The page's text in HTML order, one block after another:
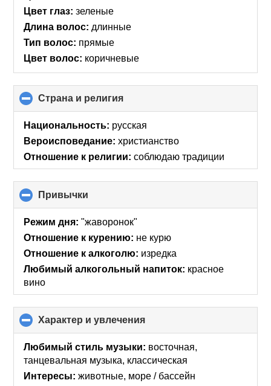
Цвет глаз: зеленые
Длина волос: длинные
Тип волос: прямые
Цвет волос: коричневые
Страна и религия
to
collapse
Национальность: русская
Вероисповедание: христианство
Отношение к религии: соблюдаю традиции
Привычки
to
collapse
Режим дня: "жаворонок"
Отношение к курению: не курю
Отношение к алкоголю: изредка
Любимый алкогольный напиток: красное
вино
Характер и увлечения
to
collapse
contents
Любимый стиль музыки: восточная,
танцевальная музыка, классическая
Интересы: животные, море / бассейн